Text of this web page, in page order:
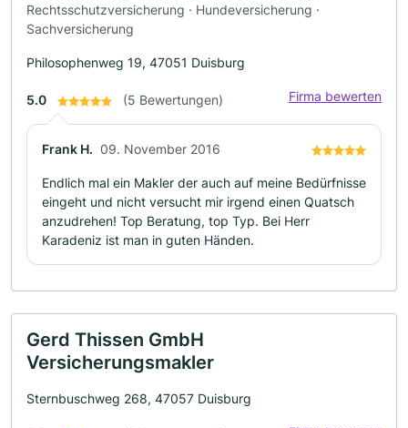
Rechtsschutzversicherung · Hundeversicherung ·
Sachversicherung
Philosophenweg 19, 47051 Duisburg
5.0 (5 Bewertungen) Firma bewerten
Frank H. 09. November 2016
Endlich mal ein Makler der auch auf meine Bedürfnisse
eingeht und nicht versucht mir irgend einen Quatsch
anzudrehen! Top Beratung, top Typ. Bei Herr
Karadeniz ist man in guten Händen.
Gerd Thissen GmbH
Versicherungsmakler
Sternbuschweg 268, 47057 Duisburg